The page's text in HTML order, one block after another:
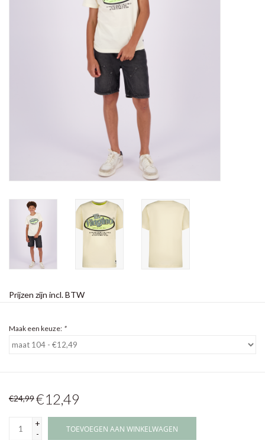
Prijzen zijn incl. BTW
Maak een keuze: *
€24,99€12,49
+
-
TOEVOEGEN AAN WINKELWAGEN